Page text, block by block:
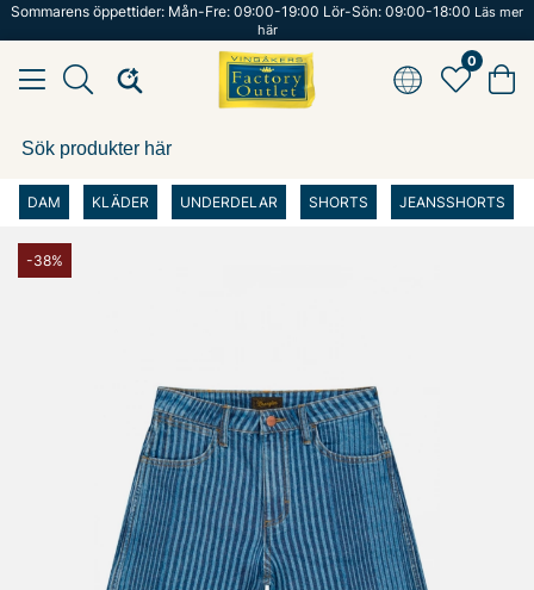
Sommarens öppettider: Mån-Fre: 09:00-19:00 Lör-Sön: 09:00-18:00 Läs mer
här
0
DAM KLÄDER UNDERDELAR SHORTS JEANSSHORTS
-38%